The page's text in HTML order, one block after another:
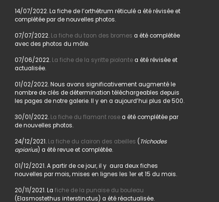
14/07/2022. La fiche de l’orthétrum réticulé a été révisée et
complétée par de nouvelles photos.
07/07/2022. La fiche du taon des bromes a été complétée
avec des photos du mâle.
07/06/2022. La fiche de la syritte piolantea été révisée et
actualisée.
01/02/2022. Nous avons significativement augmenté le
nombre de clés de détermination téléchargeables depuis
les pages de notre galerie. Il y en a aujourd’hui plus de 500.
30/01/2022. La fiche du flamant rosea été complétée par
de nouvelles photos.
24/12/2021. La fiche du clairon des abeilles ( Trichodes
apiarius) a été revue et complétée.
01/12/2021. A partir de ce jour, il y aura deux fiches
nouvelles par mois, mises en lignes les 1er et 15 du mois.
20/11/2021. La fiche de la punaise du bouleau
(Elasmostethus interstinctus) a été réactualisée.